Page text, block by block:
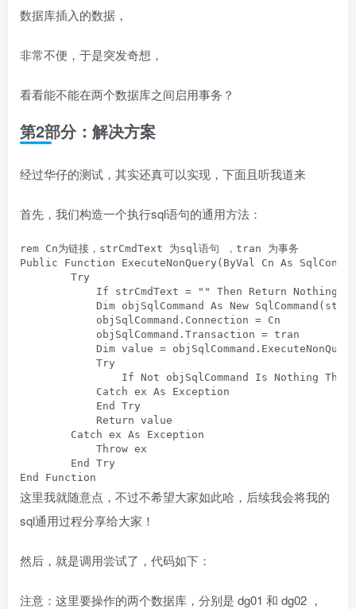
数据库插入的数据，
非常不便，于是突发奇想，
看看能不能在两个数据库之间启用事务？
第2部分：解决方案
经过华仔的测试，其实还真可以实现，下面且听我道来
首先，我们构造一个执行sql语句的通用方法：
rem Cn为链接，strCmdText 为sql语句 ，tran 为事务
Public Function ExecuteNonQuery(ByVal Cn As
Try
If strCmdText = "" Then Return Nothing
Dim objSqlCommand As New
objSqlCommand.Connection = Cn
objSqlCommand.Transaction = tran
Dim value =
Try
If Not objSqlCommand Is Nothing Then
Catch ex As Exception
End Try
Return value
Catch ex As Exception
Throw ex
End Try
End Function
这里我就随意点，不过不希望大家如此哈，后续我会将我的
sql通用过程分享给大家！
然后，就是调用尝试了，代码如下：
注意：这里要操作的两个数据库，分别是 dg01 和 dg02 ，